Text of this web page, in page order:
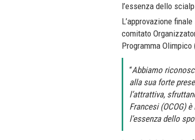
l’essenza dello
L’approvazione
comitato
Programma Olimpico
“Abbiamo
alla sua forte
l’attrattiva,
Francesi (OCOG)
l’essenza dello